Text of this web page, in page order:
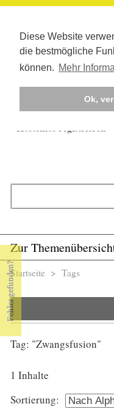
Diese Website
die bestmögliche
können. Mehr
Ok,
Kostenlos registrieren
Zur
Sie sind hier
Startseite > Tags
Tag: "Zwangsfusion"
1 Inhalte
Sortierung: